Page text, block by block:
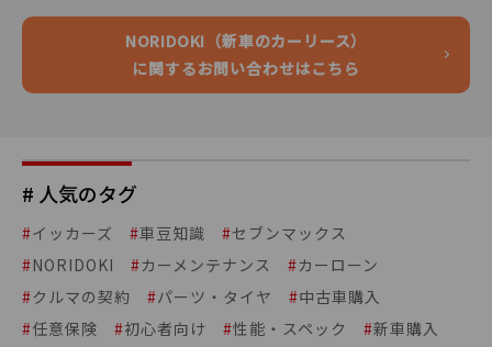
NORIDOKI（新車のカーリース）
に関するお問い合わせはこちら
# 人気のタグ
#イッカーズ #車豆知識 #セブンマックス
#NORIDOKI #カーメンテナンス #カーローン
#クルマの契約 #パーツ・タイヤ #中古車購入
#任意保険 #初心者向け #性能・スペック #新車購入